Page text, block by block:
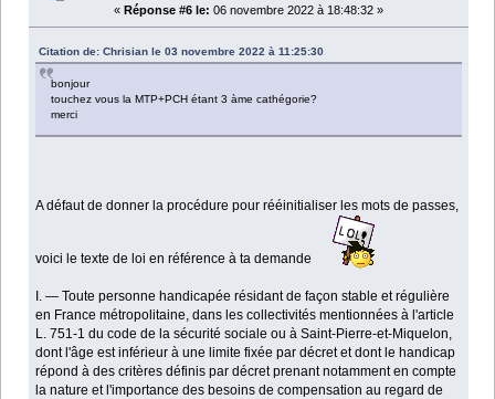
« Réponse #6 le: 06 novembre 2022 à 18:48:32 »
Citation de: Chrisian le 03 novembre 2022 à 11:25:30
bonjour
touchez vous la MTP+PCH étant 3 àme cathégorie?
merci
A défaut de donner la procédure pour rééinitialiser les mots de passes,
voici le texte de loi en référence à ta demande
I. ― Toute personne handicapée résidant de façon stable et régulière
en France métropolitaine, dans les collectivités mentionnées à l'article
L. 751-1 du code de la sécurité sociale ou à Saint-Pierre-et-Miquelon,
dont l'âge est inférieur à une limite fixée par décret et dont le handicap
répond à des critères définis par décret prenant notamment en compte
la nature et l'importance des besoins de compensation au regard de